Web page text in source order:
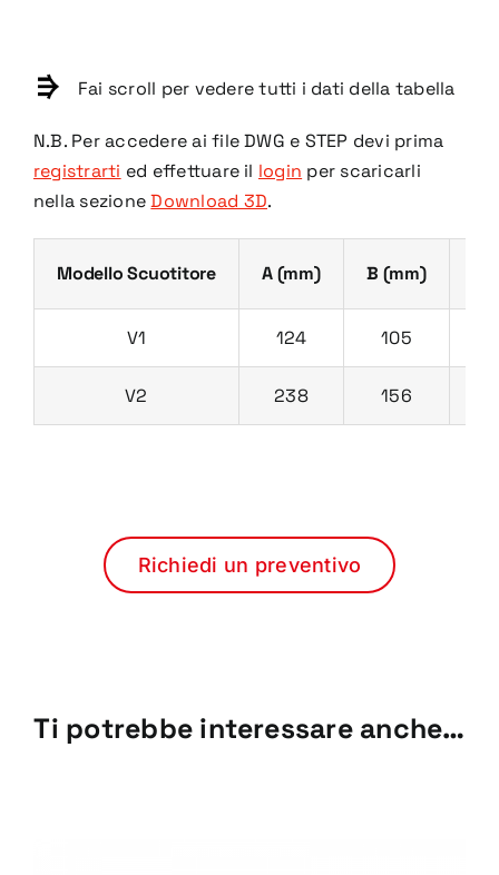
Fai scroll per vedere tutti i dati della tabella
N.B. Per accedere ai file DWG e STEP devi prima
registrarti ed effettuare il login per scaricarli
nella sezioneDownload 3D.
Modello Scuotitore A (mm) B (mm)
V1 124 105
V2 238 156
Richiedi un preventivo
Ti potrebbe interessare anche…